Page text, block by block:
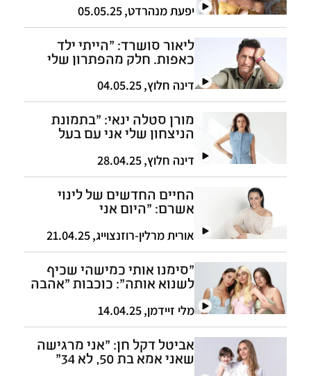
יפעת מנהרדט,
05.05.25
ליאור סושרד: "הייתי ילד
כאפות. חלק מהפתרון שלי
להשפלות שעברתי היו
הטריקים"
דינה חלוץ,
04.05.25
מורן סטלה ינאי: "בתמונת
הניצחון שלי אני עם בעל
דינה חלוץ,
28.04.25
החיים החדשים של לינוי
אשרם: "היום אני
אורית מרלין-רוזנצוייג,
21.04.25
"סימנו אותי כמישהי שכיף
לשנוא אותה": כוכבות "אהבה
מלי זיידמן,
14.04.25
אביטל דקל חן: "אני מרגישה
שאני אמא בת 50, לא 34"